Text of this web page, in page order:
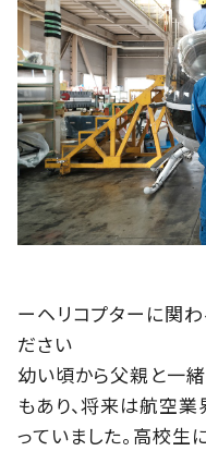
ーヘリコプターに関
ださい
幼い頃から父親と一
もあり、将来は航空
っていました。高校生